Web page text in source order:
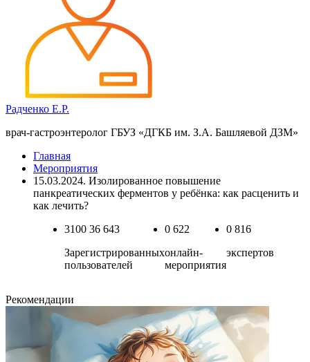
Радченко Е.Р.
врач-гастроэнтеролог ГБУЗ «ДГКБ им. З.А. Башляевой ДЗМ»
Главная
Мероприятия
15.03.2024. Изолированное повышение
панкреатических ферментов у ребёнка: как расценить и
как лечить?
3100 36 643
Зарегистрированных
пользователей
0 622
онлайн-
мероприятия
0 816
экспертов
Рекомендации